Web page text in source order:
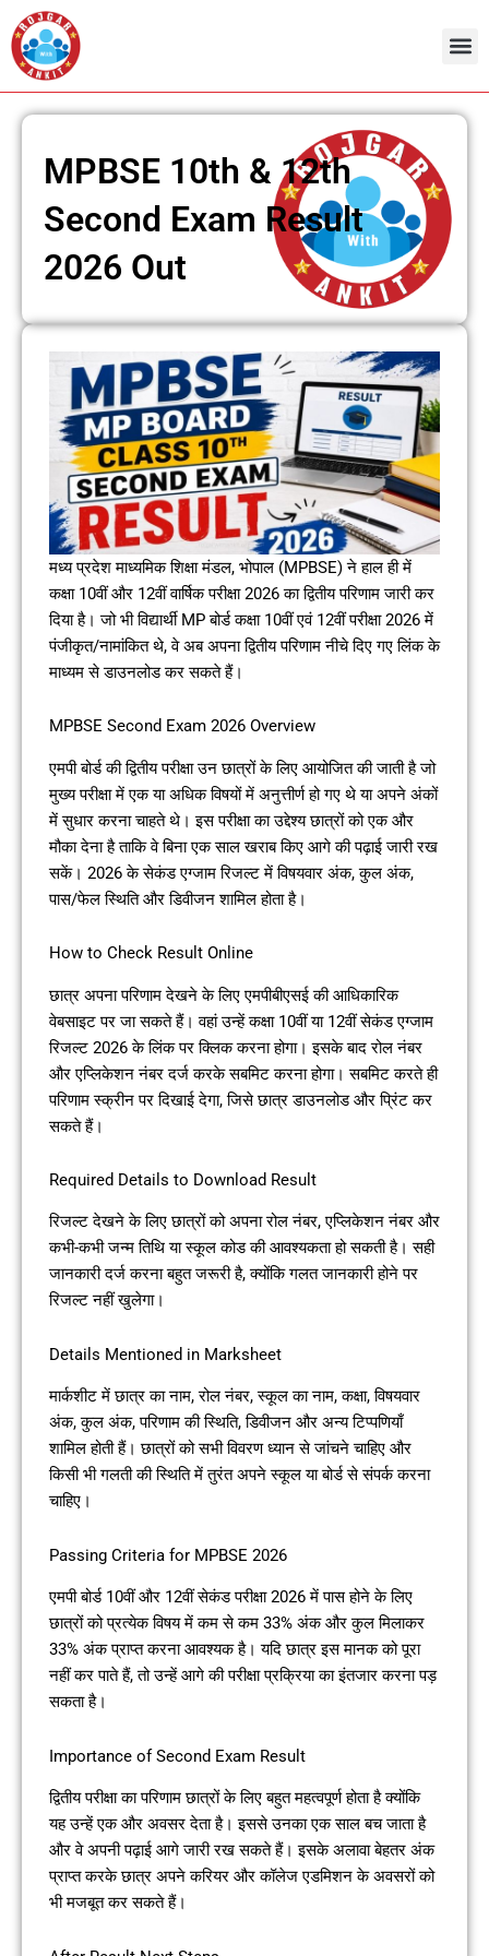
Skip
to
content
MPBSE 10th & 12th
Second Exam Result
2026 Out
मध्य प्रदेश माध्यमिक शिक्षा मंडल, भोपाल (MPBSE) ने हाल ही में
कक्षा 10वीं और 12वीं वार्षिक परीक्षा 2026 का द्वितीय परिणाम जारी कर
दिया है। जो भी विद्यार्थी MP बोर्ड कक्षा 10वीं एवं 12वीं परीक्षा 2026 में
पंजीकृत/नामांकित थे, वे अब अपना द्वितीय परिणाम नीचे दिए गए लिंक के
माध्यम से डाउनलोड कर सकते हैं।
MPBSE Second Exam 2026 Overview
एमपी बोर्ड की द्वितीय परीक्षा उन छात्रों के लिए आयोजित की जाती है जो
मुख्य परीक्षा में एक या अधिक विषयों में अनुत्तीर्ण हो गए थे या अपने अंकों
में सुधार करना चाहते थे। इस परीक्षा का उद्देश्य छात्रों को एक और
मौका देना है ताकि वे बिना एक साल खराब किए आगे की पढ़ाई जारी रख
सकें। 2026 के सेकंड एग्जाम रिजल्ट में विषयवार अंक, कुल अंक,
पास/फेल स्थिति और डिवीजन शामिल होता है।
How to Check Result Online
छात्र अपना परिणाम देखने के लिए एमपीबीएसई की आधिकारिक
वेबसाइट पर जा सकते हैं। वहां उन्हें कक्षा 10वीं या 12वीं सेकंड एग्जाम
रिजल्ट 2026 के लिंक पर क्लिक करना होगा। इसके बाद रोल नंबर
और एप्लिकेशन नंबर दर्ज करके सबमिट करना होगा। सबमिट करते ही
परिणाम स्क्रीन पर दिखाई देगा, जिसे छात्र डाउनलोड और प्रिंट कर
सकते हैं।
Required Details to Download Result
रिजल्ट देखने के लिए छात्रों को अपना रोल नंबर, एप्लिकेशन नंबर और
कभी-कभी जन्म तिथि या स्कूल कोड की आवश्यकता हो सकती है। सही
जानकारी दर्ज करना बहुत जरूरी है, क्योंकि गलत जानकारी होने पर
रिजल्ट नहीं खुलेगा।
Details Mentioned in Marksheet
मार्कशीट में छात्र का नाम, रोल नंबर, स्कूल का नाम, कक्षा, विषयवार
अंक, कुल अंक, परिणाम की स्थिति, डिवीजन और अन्य टिप्पणियाँ
शामिल होती हैं। छात्रों को सभी विवरण ध्यान से जांचने चाहिए और
किसी भी गलती की स्थिति में तुरंत अपने स्कूल या बोर्ड से संपर्क करना
चाहिए।
Passing Criteria for MPBSE 2026
एमपी बोर्ड 10वीं और 12वीं सेकंड परीक्षा 2026 में पास होने के लिए
छात्रों को प्रत्येक विषय में कम से कम 33% अंक और कुल मिलाकर
33% अंक प्राप्त करना आवश्यक है। यदि छात्र इस मानक को पूरा
नहीं कर पाते हैं, तो उन्हें आगे की परीक्षा प्रक्रिया का इंतजार करना पड़
सकता है।
Importance of Second Exam Result
द्वितीय परीक्षा का परिणाम छात्रों के लिए बहुत महत्वपूर्ण होता है क्योंकि
यह उन्हें एक और अवसर देता है। इससे उनका एक साल बच जाता है
और वे अपनी पढ़ाई आगे जारी रख सकते हैं। इसके अलावा बेहतर अंक
प्राप्त करके छात्र अपने करियर और कॉलेज एडमिशन के अवसरों को
भी मजबूत कर सकते हैं।